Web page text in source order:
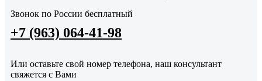
Звонок по России бесплатный
+7 (963) 064-41-98
Или оставьте свой номер телефона, наш консультант
свяжется с Вами